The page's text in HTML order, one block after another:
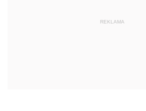
REKLAMA